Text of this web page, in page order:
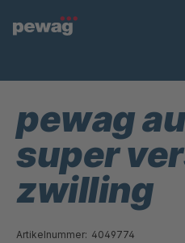
pewag
super
zwilling
Artikelnummer: 4049774